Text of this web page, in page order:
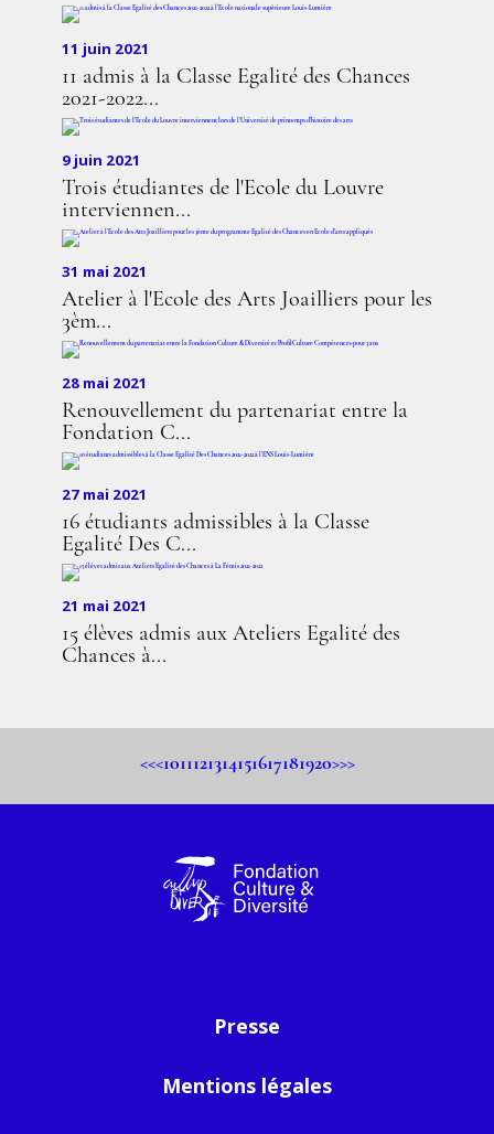
11 juin 2021
11 admis à la Classe Egalité des Chances
2021-2022...
9 juin 2021
Trois étudiantes de l'Ecole du Louvre
interviennen...
31 mai 2021
Atelier à l'Ecole des Arts Joailliers pour les
3èm...
28 mai 2021
Renouvellement du partenariat entre la
Fondation C...
27 mai 2021
16 étudiants admissibles à la Classe
Egalité Des C...
21 mai 2021
15 élèves admis aux Ateliers Egalité des
Chances à...
<<<1011121314151617181920>>>
Presse
Mentions légales